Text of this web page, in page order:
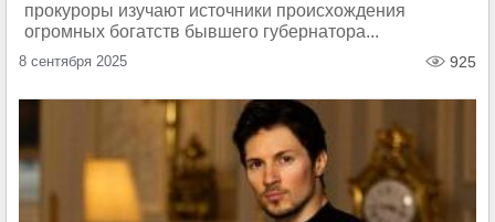
прокуроры изучают источники происхождения
огромных богатств бывшего губернатора...
8 сентября 2025 925